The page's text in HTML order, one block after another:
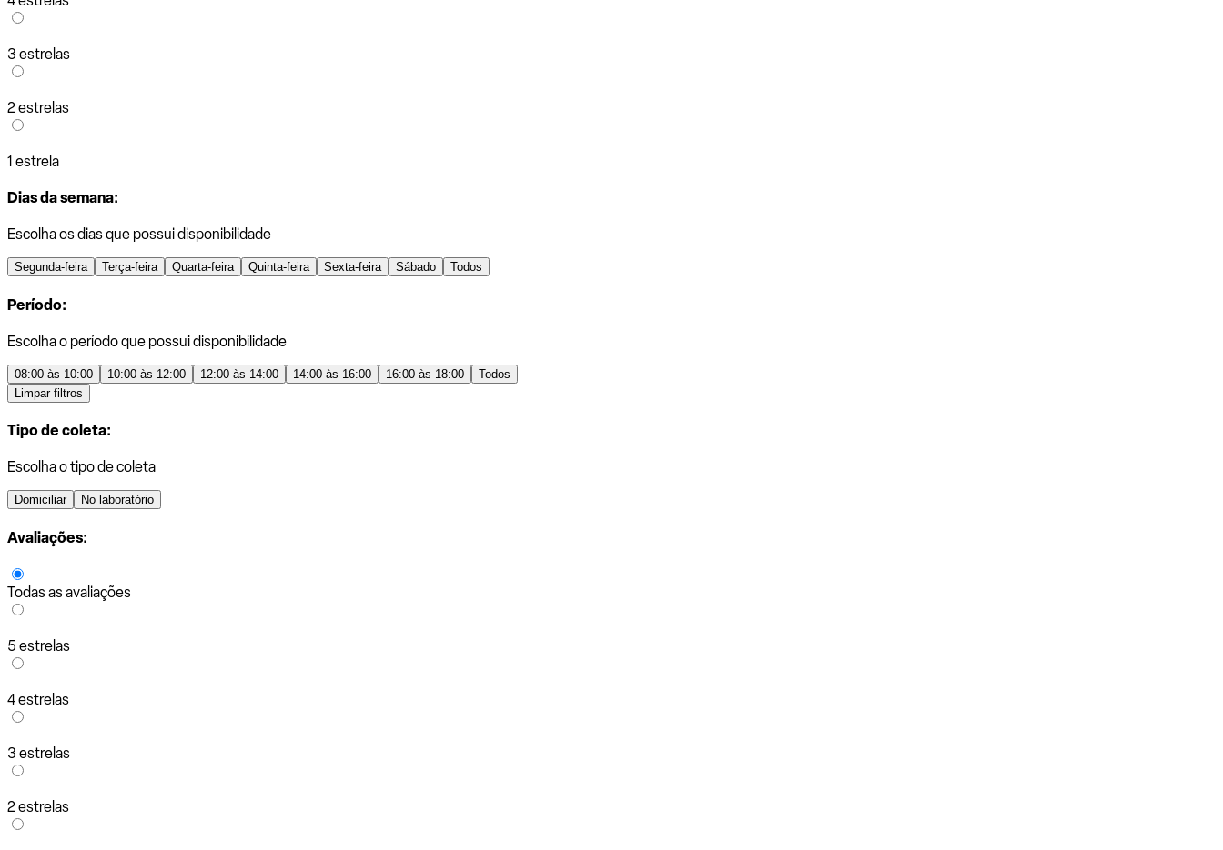
3 estrelas
2 estrelas
1 estrela
Dias da semana:
Escolha os dias que possui disponibilidade
Segunda-feira Terça-feira Quarta-feira Quinta-feira Sexta-feira Sábado Todos
Período:
Escolha o período que possui disponibilidade
08:00 às 10:00 10:00 às 12:00 12:00 às 14:00 14:00 às 16:00 16:00 às 18:00
Todos
Limpar filtros
Tipo de coleta:
Escolha o tipo de coleta
Domiciliar No laboratório
Avaliações:
Todas as avaliações
5 estrelas
4 estrelas
3 estrelas
2 estrelas